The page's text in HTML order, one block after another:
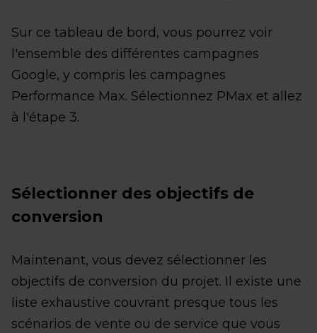
Sur ce tableau de bord, vous pourrez voir
l'ensemble des différentes campagnes
Google, y compris les campagnes
Performance Max. Sélectionnez PMax et allez
à l'étape 3.
Sélectionner des objectifs de
conversion
Maintenant, vous devez sélectionner les
objectifs de conversion du projet. Il existe une
liste exhaustive couvrant presque tous les
scénarios de vente ou de service que vous